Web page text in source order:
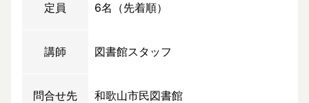
定員 6名（先着順）
講師 図書館スタッフ
問合せ先 和歌山市民図書館